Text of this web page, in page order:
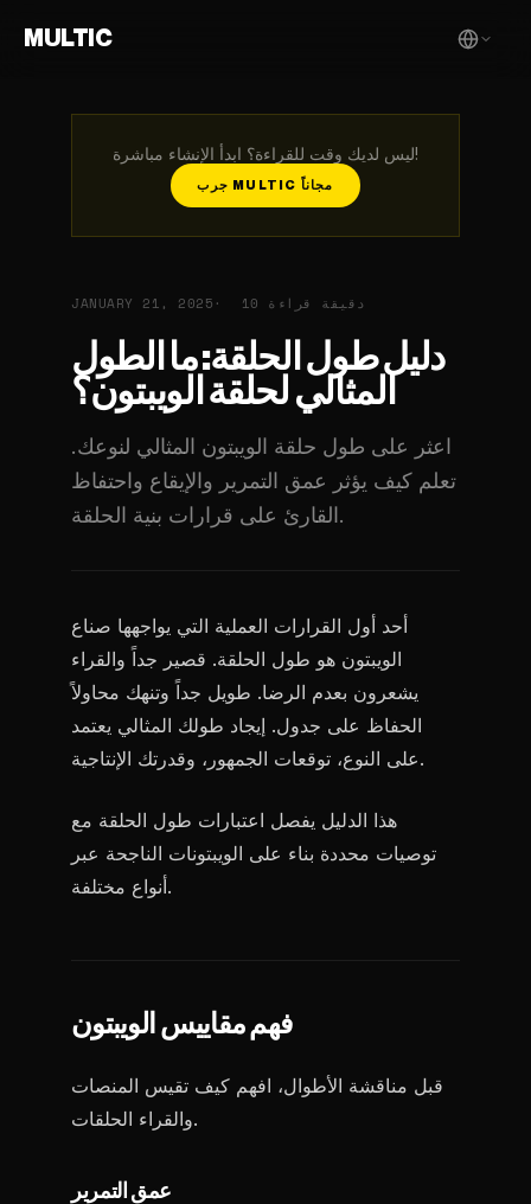
MULTIC
ليس لديك وقت للقراءة؟ ابدأ الإنشاء مباشرة!
جرب MULTIC مجاناً
JANUARY 21, 2025 10 دقيقة قراءة
دليل طول الحلقة: ما الطول
المثالي لحلقة الويبتون؟
اعثر على طول حلقة الويبتون المثالي لنوعك.
تعلم كيف يؤثر عمق التمرير والإيقاع واحتفاظ
القارئ على قرارات بنية الحلقة.
أحد أول القرارات العملية التي يواجهها صناع
الويبتون هو طول الحلقة. قصير جداً والقراء
يشعرون بعدم الرضا. طويل جداً وتنهك محاولاً
الحفاظ على جدول. إيجاد طولك المثالي يعتمد
على النوع، توقعات الجمهور، وقدرتك الإنتاجية.
هذا الدليل يفصل اعتبارات طول الحلقة مع
توصيات محددة بناء على الويبتونات الناجحة عبر
أنواع مختلفة.
فهم مقاييس الويبتون
قبل مناقشة الأطوال، افهم كيف تقيس المنصات
والقراء الحلقات.
عمق التمرير